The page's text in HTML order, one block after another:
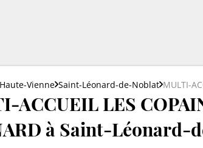
Haute-Vienne Saint-Léonard-de-Noblat MULTI-
ACCUEIL LES
à Saint-Léonard-